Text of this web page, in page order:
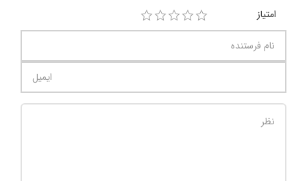
امتیاز